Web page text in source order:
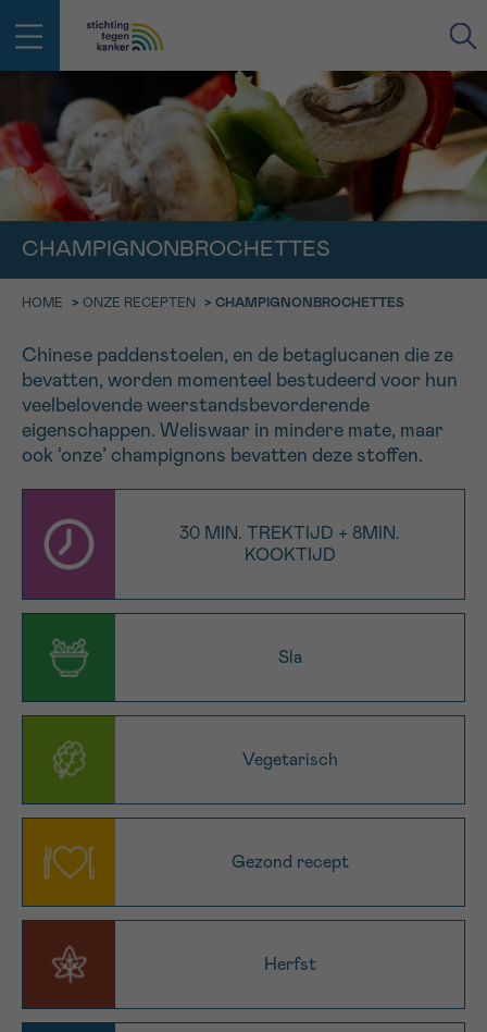
CHAMPIGNONBROCHETTES
HOME > ONZE RECEPTEN > CHAMPIGNONBROCHETTES
Chinese paddenstoelen, en de betaglucanen die ze
bevatten, worden momenteel bestudeerd voor hun
veelbelovende weerstandsbevorderende
eigenschappen. Weliswaar in mindere mate, maar
ook ‘onze’ champignons bevatten deze stoffen.
30 MIN. TREKTIJD + 8MIN.
KOOKTIJD
Sla
Vegetarisch
Gezond recept
Herfst
EMAIL
VOORNAAM
IN DE STRIJD TEGEN KANKER STA
JE NIET ALLEEN
Professionele medewerkers beantwoorden je vragen
Contacteer ons gratis
Bel ons op 0800 15 802
Via ons
contactformulier
Ik wil graag opgebeld worden
geen enkele diagnose
TERUG
NAAM
VOORNAAM
EMAIL
MIJN VRAAG
Ja, stuur mij de nieuwsbrief
*VERPLICHT VELD
TERUG
Afspraak Vraag Gegevens Bevestiging
9h-11h
11h-13h
16h-18h
Verder